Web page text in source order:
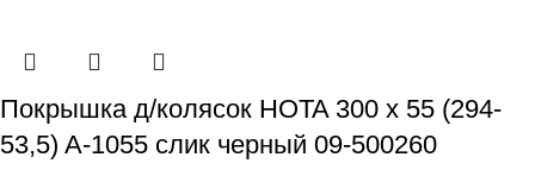
Покрышка д/колясок HOTA 300 x 55 (294-
53,5) A-1055 слик черный 09-500260